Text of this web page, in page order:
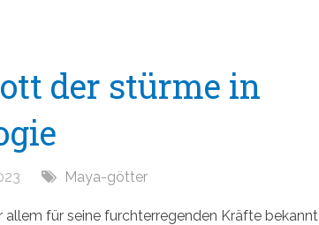
der stürme in
Maya-götter
für seine furchterregenden Kräfte bekannt